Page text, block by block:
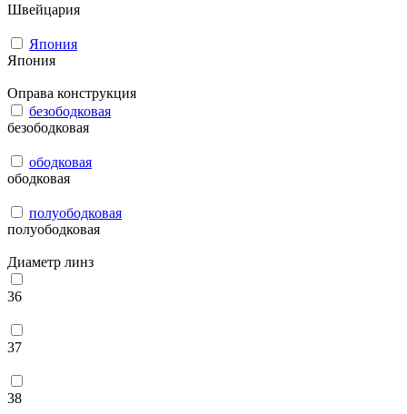
Швейцария
Япония
Япония
Оправа конструкция
безободковая
безободковая
ободковая
ободковая
полуободковая
полуободковая
Диаметр линз
36
37
38